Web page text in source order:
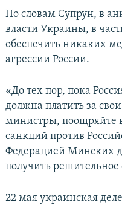
По словам Супрун, в
власти Украины, в
обеспечить никаких
агрессии России.
«До тех пор, пока
должна платить за
министры, поощряйте
санкций против
Федерацией Минских
получить решительное
22 мая украинская